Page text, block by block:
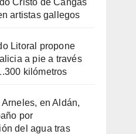
artistas gallegos
Litoral propone
a pie a través
kilómetros
Arneles, en Aldán,
por
del agua tras